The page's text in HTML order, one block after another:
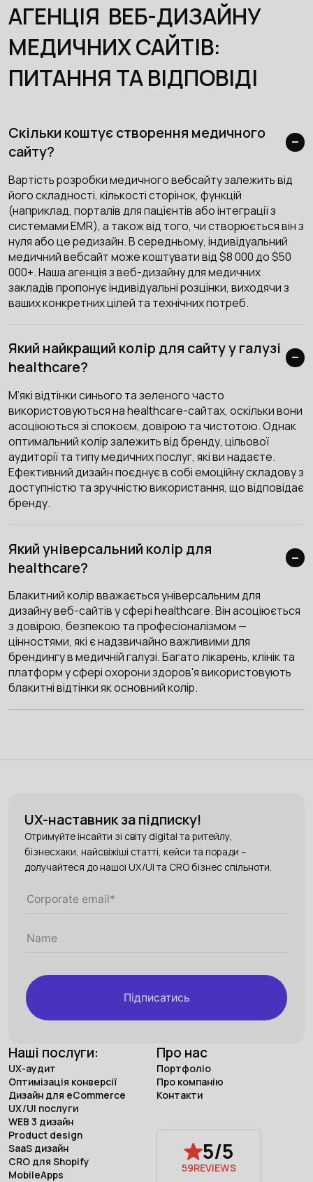
АГЕНЦІЯ ВЕБ-ДИЗАЙНУ
МЕДИЧНИХ САЙТІВ:
ПИТАННЯ ТА ВІДПОВІДІ
Скільки коштує створення медичного
сайту?
Вартість розробки медичного вебсайту залежить від
його складності, кількості сторінок, функцій
(наприклад, порталів для пацієнтів або інтеграції з
системами EMR), а також від того, чи створюється він з
нуля або це редизайн. В середньому, індивідуальний
медичний вебсайт може коштувати від $8 000 до $50
000+. Наша агенція з веб-дизайну для медичних
закладів пропонує індивідуальні розцінки, виходячи з
ваших конкретних цілей та технічних потреб.
Який найкращий колір для сайту у галузі
healthcare?
М’які відтінки синього та зеленого часто
використовуються на healthcare-сайтах, оскільки вони
асоціюються зі спокоєм, довірою та чистотою. Однак
оптимальний колір залежить від бренду, цільової
аудиторії та типу медичних послуг, які ви надаєте.
Ефективний дизайн поєднує в собі емоційну складову з
доступністю та зручністю використання, що відповідає
бренду.
Який універсальний колір для
healthcare?
Блакитний колір вважається універсальним для
дизайну веб-сайтів у сфері healthcare. Він асоціюється
з довірою, безпекою та професіоналізмом —
цінностями, які є надзвичайно важливими для
брендингу в медичній галузі. Багато лікарень, клінік та
платформ у сфері охорони здоров'я використовують
блакитні відтінки як основний колір.
Наші послуги:
UX-аудит
Оптимізація конверсії
Дизайн для eCommerce
UX/UI послуги
WEB 3 дизайн
Product design
SaaS дизайн
CRO для Shopify
MobileApps
Про нас
Портфоліо
Про компанію
Контакти
5/5
59REVIEWS
UX-наставник за підписку!
Отримуйте інсайти зі світу digital та ритейлу,
бізнесхаки, найсвіжіші статті, кейси та поради –
долучайтеся до нашої UX/UI та CRO бізнес спільноти.
Підписатись